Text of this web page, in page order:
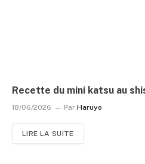
Recette du mini katsu au
18/06/2026 Par Haruyo
LIRE LA SUITE